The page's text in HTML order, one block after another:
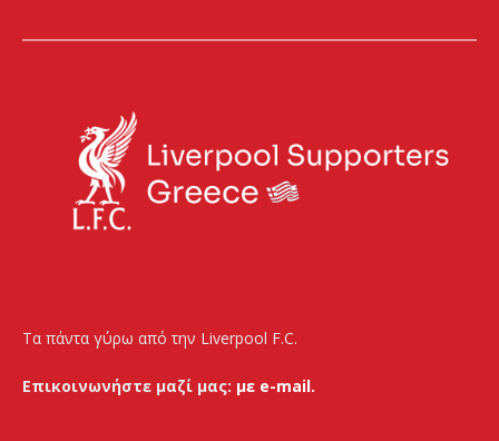
Τα πάντα γύρω από την Liverpool F.C.
Επικοινωνήστε μαζί μας: με e-mail.